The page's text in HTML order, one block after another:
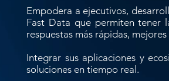
Empodera a ejecutivos,
Fast Data que permiten tener
respuestas más rápidas,
Integrar sus aplicaciones y
soluciones en tiempo real.